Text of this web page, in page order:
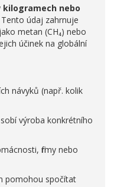
kilogramech nebo
Tento údaj zahrnuje
metan (CH₄) nebo
účinek na globální
návyků (např. kolik
výroba konkrétního
firmy nebo
pomohou spočítat